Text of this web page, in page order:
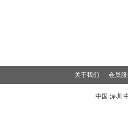
关于我们 会员服
中国-深圳